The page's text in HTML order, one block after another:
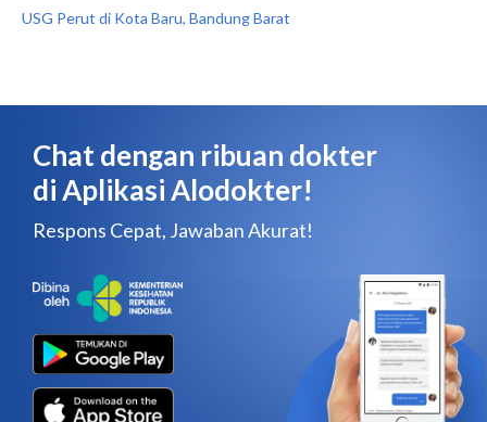
USG Perut di Kota Baru, Bandung Barat